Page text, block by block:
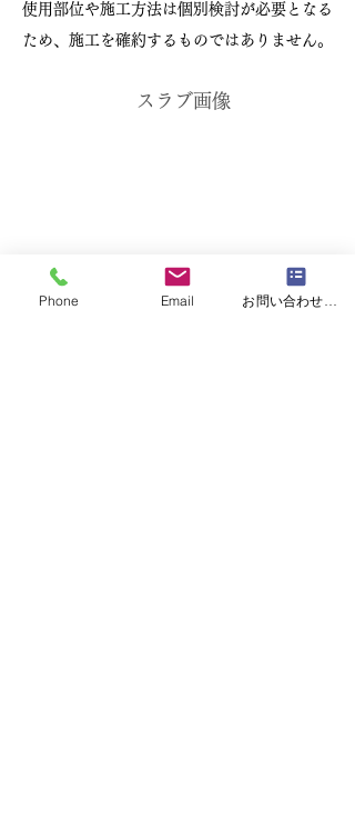
使用部位や施工方法は個別検討が必要となる
ため、施工を確約するものではありません。
スラブ画像
Phone Email